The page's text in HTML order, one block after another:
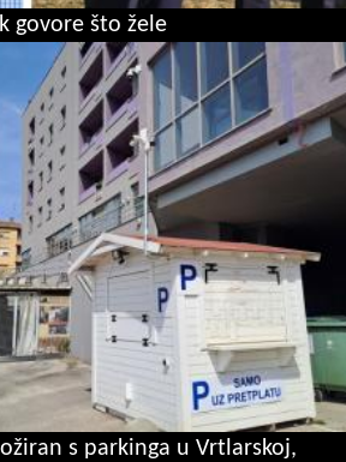
govore što žele
s parkinga u Vrtlarskoj,